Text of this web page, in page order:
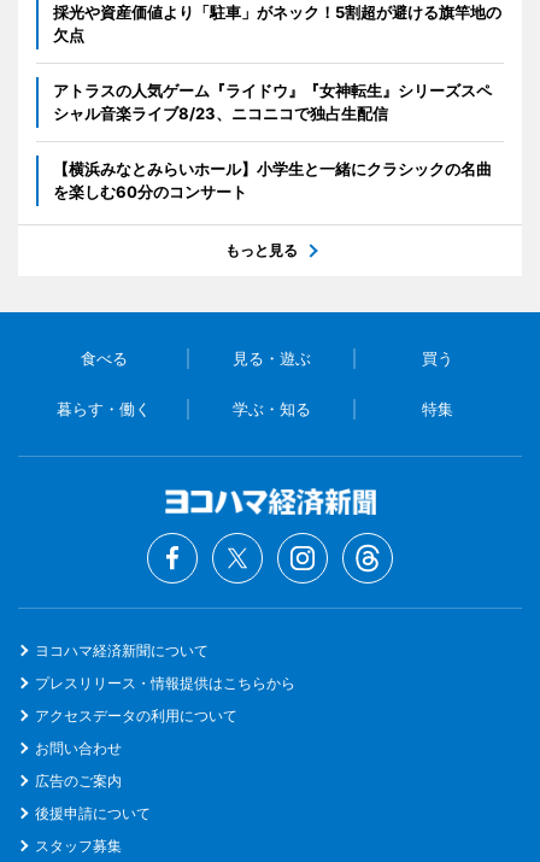
採光や資産価値より「駐車」がネック！5割超が避ける旗竿地の
欠点
アトラスの人気ゲーム『ライドウ』『女神転生』シリーズスペ
シャル音楽ライブ8/23、ニコニコで独占生配信
【横浜みなとみらいホール】小学生と一緒にクラシックの名曲
を楽しむ60分のコンサート
もっと見る
食べる 見る・遊ぶ 買う
暮らす・働く 学ぶ・知る 特集
ヨコハマ経済新聞について
プレスリリース・情報提供はこちらから
アクセスデータの利用について
お問い合わせ
広告のご案内
後援申請について
スタッフ募集